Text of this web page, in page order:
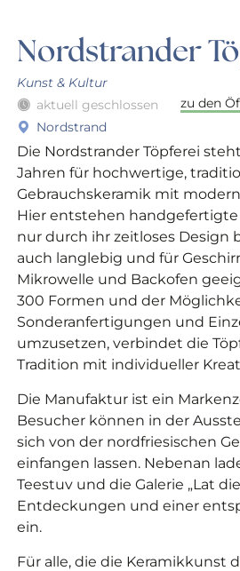
Nordstrander
Kunst & Kultur
aktuell geschlossen
zu den
Nordstrand
Die Nordstrander Töpferei
Jahren für hochwertige,
Gebrauchskeramik mit
Hier entstehen
nur durch ihr zeitloses Design
auch langlebig und für
Mikrowelle und Backofen
300 Formen und der
Sonderanfertigungen und
umzusetzen, verbindet die
Tradition mit individueller
Die Manufaktur ist ein
Besucher können in der
sich von der nordfriesischen
einfangen lassen. Nebenan
Teestuv und die Galerie „Lat
Entdeckungen und einer
ein.
Für alle, die die Keramikkunst